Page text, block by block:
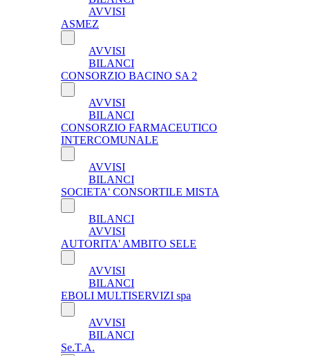
AVVISI
ASMEZ
AVVISI
BILANCI
CONSORZIO BACINO SA 2
AVVISI
BILANCI
CONSORZIO FARMACEUTICO
INTERCOMUNALE
AVVISI
BILANCI
SOCIETA' CONSORTILE MISTA
BILANCI
AVVISI
AUTORITA' AMBITO SELE
AVVISI
BILANCI
EBOLI MULTISERVIZI spa
AVVISI
BILANCI
Se.T.A.